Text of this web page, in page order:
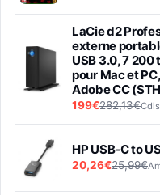
LaCie d2
externe
USB 3.0, 7
pour Mac et
Adobe CC
199€282,13€
HP USB-C to
20,26€25,99€